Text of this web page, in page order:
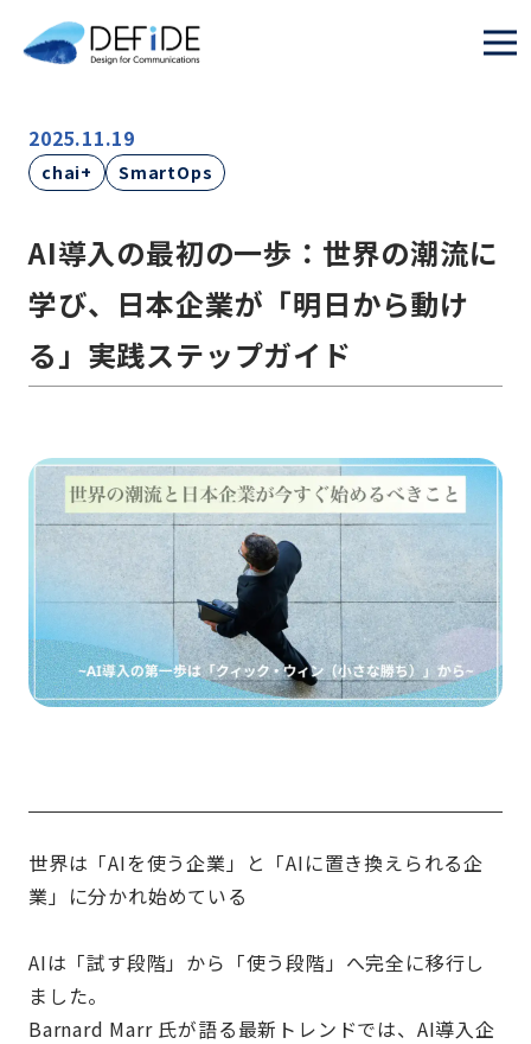
2025.11.19
chai+ SmartOps
AI導入の最初の一歩：世界の潮流に
学び、日本企業が「明日から動け
る」実践ステップガイド
世界は「AIを使う企業」と「AIに置き換えられる企
業」に分かれ始めている
AIは「試す段階」から「使う段階」へ完全に移行し
ました。
Barnard Marr 氏が語る最新トレンドでは、AI導入企